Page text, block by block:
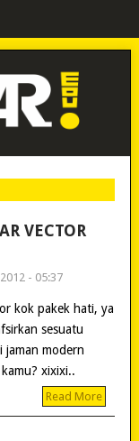
VECTOR
- 05:37
kok pakek hati, ya
sesuatu
jaman modern
xixixi..
Read More